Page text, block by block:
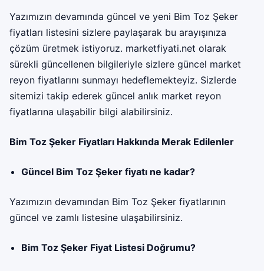
Yazımızın devamında güncel ve yeni Bim Toz Şeker
fiyatları listesini sizlere paylaşarak bu arayışınıza
çözüm üretmek istiyoruz. marketfiyati.net olarak
sürekli güncellenen bilgileriyle sizlere güncel market
reyon fiyatlarını sunmayı hedeflemekteyiz. Sizlerde
sitemizi takip ederek güncel anlık market reyon
fiyatlarına ulaşabilir bilgi alabilirsiniz.
Bim Toz Şeker Fiyatları Hakkında Merak Edilenler
Güncel Bim Toz Şeker fiyatı ne kadar?
Yazımızın devamından Bim Toz Şeker fiyatlarının
güncel ve zamlı listesine ulaşabilirsiniz.
Bim Toz Şeker Fiyat Listesi Doğrumu?